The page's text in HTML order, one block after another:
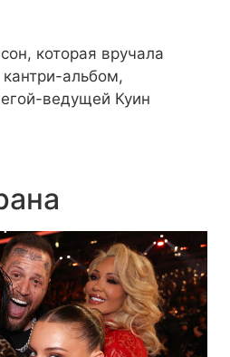
которая вручала
альбом,
ведущей Куин